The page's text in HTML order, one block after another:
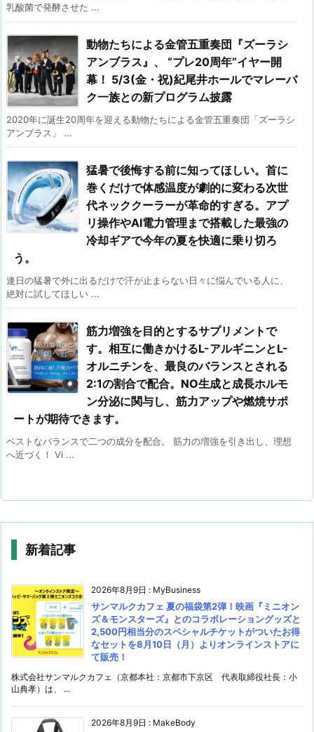
乳酸菌で発酵させた ...
動物たちによる金管五重奏団『ズーラシ
アンブラス』、 “プレ20周年”イヤー開
幕！ 5/3(金・祝)紀尾井ホールでマレーバ
ク一族との新プログラム披露
2020年に誕生20周年を迎える動物たちによる金管五重奏団「ズーラシ
アンブラス」 ...
猛暑で後悔する前に知ってほしい。首に
巻くだけで体感温度が劇的に変わる次世
代ネッククーラーが革命的すぎる。アプ
リ操作やAI電力管理まで搭載した最強の
冷却ギアで今年の夏を快適に乗り切ろ
う。
連日の猛暑で外に出るだけで汗が止まらない日々に悩んでいる人に、
絶対に試してほしい ...
筋力増強を目的とするサプリメントで
す。相互に働きかけるL-アルギニンとL-
オルニチンを、最良のバランスとされる
2:1の割合で配合。NO生成と成長ホルモ
ン分泌に関与し、筋力アップや燃焼サポ
ートが期待できます。
ベストなバランスで二つの成分を配合。 筋力の増強を引き出し、理想
へ近づく！ Vi ...
新着記事
2026年8月9日 : MyBusiness
サンマルクカフェ 夏の福袋第2弾！映画『ミニオン
ズ＆モンスターズ』とのコラボレーショングッズと
2,500円相当分のスペシャルチケットがついたお得
なセットを8月10日（月）よりオンラインストアに
て販売！
株式会社サンマルクカフェ（京都本社：京都市下京区 代表取締役社長：小
山典孝）は、 ...
2026年8月9日 : MakeBody